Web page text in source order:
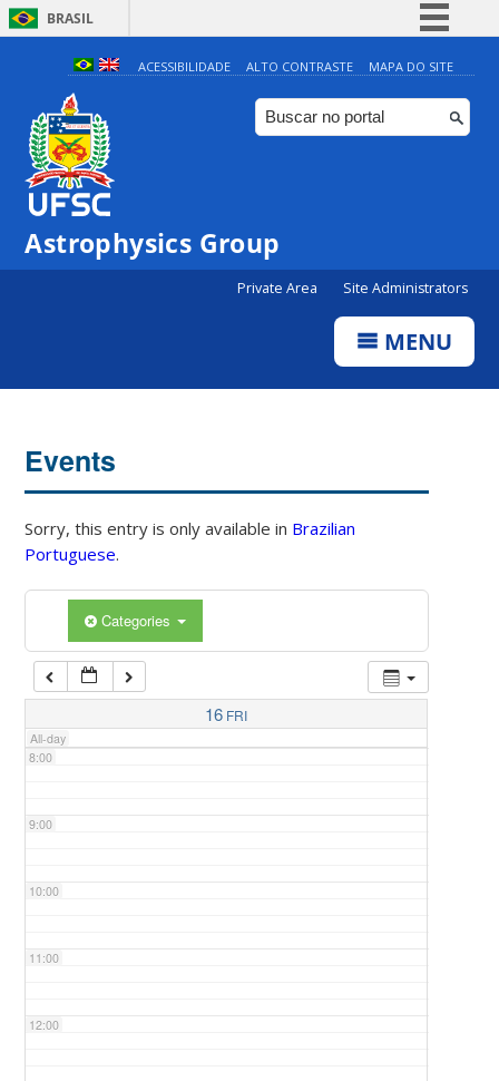
BRASIL
Simplifique!
Comunica BR
Participe
ACESSIBILIDADE ALTO CONTRASTE MAPA DO SITE
Astrophysics Group
Private Area Site Administrators
MENU
Events
Sorry, this entry is only available in Brazilian
Portuguese.
Categories
16 FRI
All-day
4:00
5:00
7:00
8:00
9:00
10:00
11:00
12:00